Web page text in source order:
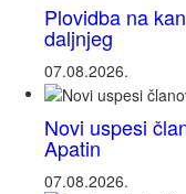
Plovidba na
daljnjeg
07.08.2026.
Novi uspesi
Apatin
07.08.2026.